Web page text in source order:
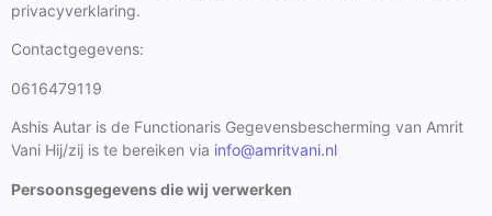
privacyverklaring.
Contactgegevens:
0616479119
Ashis Autar is de Functionaris Gegevensbescherming van Amrit
Vani Hij/zij is te bereiken via info@amritvani.nl
Persoonsgegevens die wij verwerken